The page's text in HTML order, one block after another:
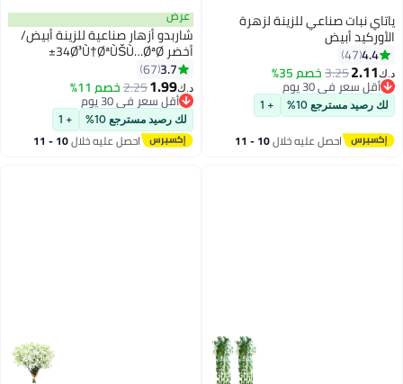
ياتاي نبات صناعي للزينة لزهرة
الأوركيد أبيض
104x19Ø³Ù†ØªÙŠÙ…ØªØ±
4.4
47
د.ك‏2.11
3.25خصم 35%
أقل سعر في 30 يوم
أقل سعر في 30 يوم
لك رصيد مسترجع 10% + 1
احصل عليه خلال 10 - 11
عرض
شاربدو أزهار صناعية للزينة أبيض/
أخضر 34Ø³Ù†ØªÙŠÙ…ØªØ±
3.7
67
د.ك‏1.99
2.25خصم 11%
أقل سعر في 30 يوم
أقل سعر في 30 يوم
لك رصيد مسترجع 10% + 1
احصل عليه خلال 10 - 11